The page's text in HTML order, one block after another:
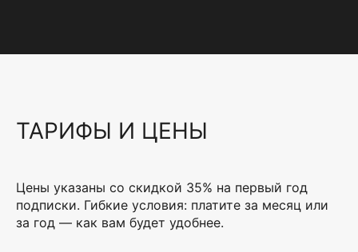
ТАРИФЫ И ЦЕНЫ
Цены указаны со скидкой 35% на первый год
подписки. Гибкие условия: платите за месяц или
за год — как вам будет удобнее.